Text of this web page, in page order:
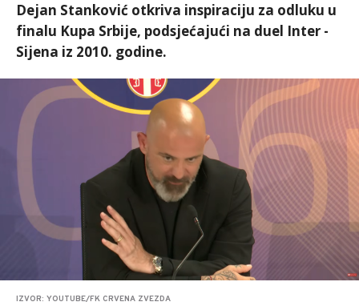
Dejan Stanković otkriva inspiraciju za odluku u
finalu Kupa Srbije, podsjećajući na duel Inter -
Sijena iz 2010. godine.
IZVOR: YOUTUBE/FK CRVENA ZVEZDA